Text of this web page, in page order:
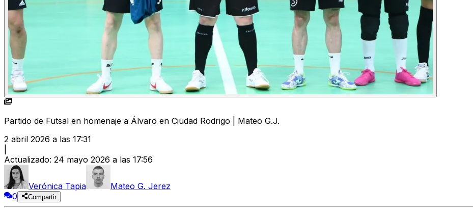
Partido de Futsal en homenaje a Álvaro en Ciudad Rodrigo | Mateo G.J.
2 abril 2026 a las 17:31
Actualizado: 24 mayo 2026 a las 17:56
Verónica Tapia
Mateo G. Jerez
0
Compartir